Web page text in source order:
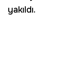
yakıldı.